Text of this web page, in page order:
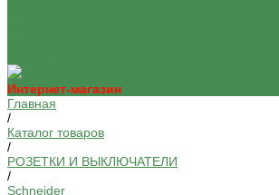
Интернет-магазин
Главная
/
Каталог товаров
/
РОЗЕТКИ И ВЫКЛЮЧАТЕЛИ
/
Schneider